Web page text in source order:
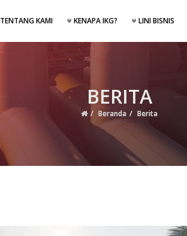
TENTANG KAMI KENAPA IKG? LINI BISNIS
BERITA
Beranda Berita